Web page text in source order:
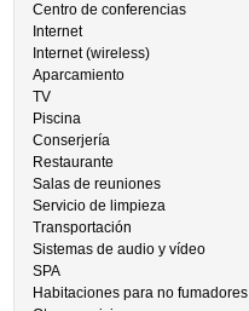
Centro de conferencias
Internet
Internet (wireless)
Aparcamiento
TV
Piscina
Conserjería
Restaurante
Salas de reuniones
Servicio de limpieza
Transportación
Sistemas de audio y vídeo
SPA
Habitaciones para no fumadores